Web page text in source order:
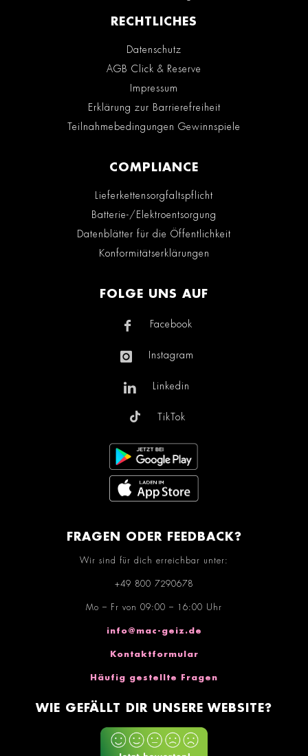
RECHTLICHES
Datenschutz
AGB Click & Reserve
Impressum
Erklärung zur Barrierefreiheit
Teilnahmebedingungen Gewinnspiele
COMPLIANCE
Lieferkettensorgfaltspflicht
Batterie-/Elektroentsorgung
Datenblätter für die Öffentlichkeit
Konformitätserklärungen
FOLGE UNS AUF
Facebook
Instagram
Linkedin
TikTok
FRAGEN ODER FEEDBACK?
Wir sind für dich erreichbar unter:
+49 800 7290678
Mo – Fr von 09:00 – 16:00 Uhr
info@mac-geiz.de
Kontaktformular
Häufig gestellte Fragen
WIE GEFÄLLT DIR UNSERE WEBSITE?